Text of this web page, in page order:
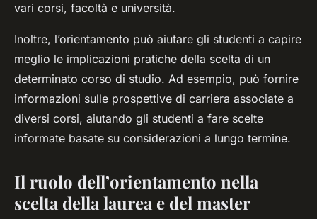
vari corsi, facoltà e università.
Inoltre, l’orientamento può aiutare gli studenti a capire
meglio le implicazioni pratiche della scelta di un
determinato corso di studio. Ad esempio, può fornire
informazioni sulle prospettive di carriera associate a
diversi corsi, aiutando gli studenti a fare scelte
informate basate su considerazioni a lungo termine.
Il ruolo dell’orientamento nella
scelta della laurea e del master